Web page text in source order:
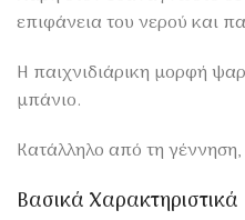
επιφάνεια του νερού και
Η παιχνιδιάρικη μορφή
μπάνιο.
Κατάλληλο από τη
Βασικά Χαρακτηριστικά